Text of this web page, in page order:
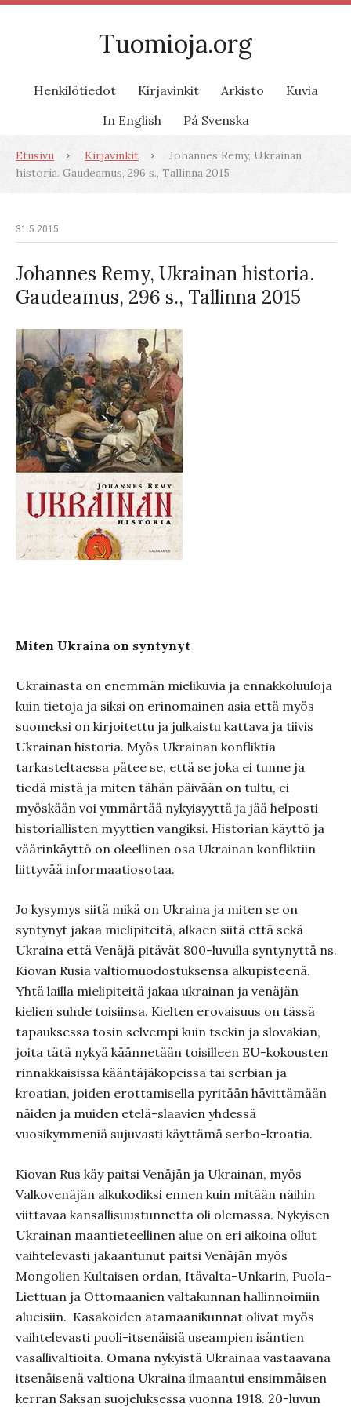
Tuomioja.org
Henkilötiedot Kirjavinkit Arkisto
Kuvia
In English
På Svenska
Etusivu Kirjavinkit
Johannes Remy, Ukrainan
historia. Gaudeamus, 296 s., Tallinna 2015
31.5.2015
Johannes Remy, Ukrainan historia.
Gaudeamus, 296 s., Tallinna 2015
Miten Ukraina on syntynyt
Ukrainasta on enemmän mielikuvia ja ennakkoluuloja
kuin tietoja ja siksi on erinomainen asia että myös
suomeksi on kirjoitettu ja julkaistu kattava ja tiivis
Ukrainan historia. Myös Ukrainan konfliktia
tarkasteltaessa pätee se, että se joka ei tunne ja
tiedä mistä ja miten tähän päivään on tultu, ei
myöskään voi ymmärtää nykyisyyttä ja jää helposti
historiallisten myyttien vangiksi. Historian käyttö ja
väärinkäyttö on oleellinen osa Ukrainan konfliktiin
liittyvää informaatiosotaa.
Jo kysymys siitä mikä on Ukraina ja miten se on
syntynyt jakaa mielipiteitä, alkaen siitä että sekä
Ukraina että Venäjä pitävät 800-luvulla syntynyttä ns.
Kiovan Rusia valtiomuodostuksensa alkupisteenä.
Yhtä lailla mielipiteitä jakaa ukrainan ja venäjän
kielien suhde toisiinsa. Kielten erovaisuus on tässä
tapauksessa tosin selvempi kuin tsekin ja slovakian,
joita tätä nykyä käännetään toisilleen EU-kokousten
rinnakkaisissa kääntäjäkopeissa tai serbian ja
kroatian, joiden erottamisella pyritään hävittämään
näiden ja muiden etelä-slaavien yhdessä
vuosikymmeniä sujuvasti käyttämä serbo-kroatia.
Kiovan Rus käy paitsi Venäjän ja Ukrainan, myös
Valkovenäjän alkukodiksi ennen kuin mitään näihin
viittavaa kansallisuustunnetta oli olemassa. Nykyisen
Ukrainan maantieteellinen alue on eri aikoina ollut
vaihtelevasti jakaantunut paitsi Venäjän myös
Mongolien Kultaisen ordan, Itävalta-Unkarin, Puola-
Liettuan ja Ottomaanien valtakunnan hallinnoimiin
alueisiin. Kasakoiden atamaanikunnat olivat myös
vaihtelevasti puoli-itsenäisiä useampien isäntien
vasallivaltioita. Omana nykyistä Ukrainaa vastaavana
itsenäisenä valtiona Ukraina ilmaantui ensimmäisen
kerran Saksan suojeluksessa vuonna 1918. 20-luvun